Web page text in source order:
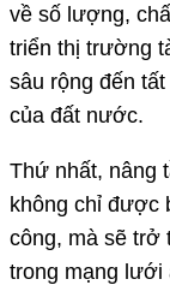
về số lượng,
triển thị trường
sâu rộng đến
của đất nước.
Thứ nhất, nâng
không chỉ được
công, mà sẽ trở
trong mạng lưới